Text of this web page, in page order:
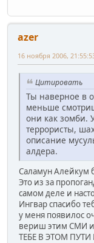
azer
16 ноября 2006,
Цитировать
Ты наверное в
меньше
они как зомби.
террористы,
описание
алдера.
Саламун Алейкум
Это из за
самом деле и
Ингвар спасибо
у меня появилос
вериш этим СМИ
ТЕБЕ В ЭТОМ ПУТИ